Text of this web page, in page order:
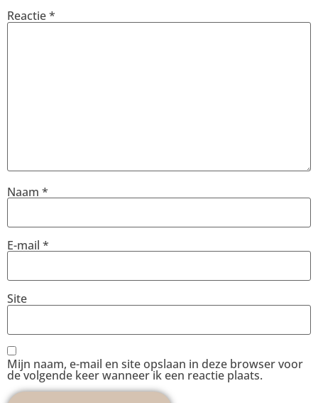
Reactie*
Naam *
E-mail *
Site
Mijn naam, e-mail en site opslaan in deze browser voor
de volgende keer wanneer ik een reactie plaats.